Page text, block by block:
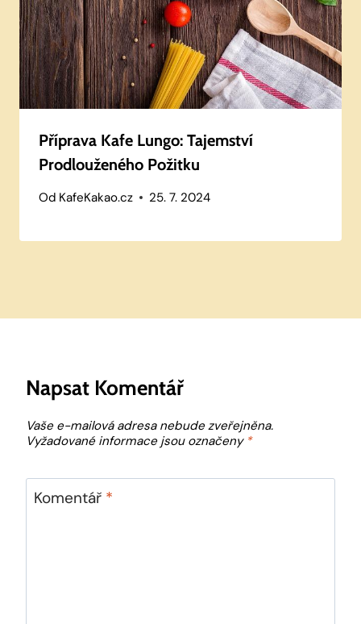
Příprava Kafe Lungo: Tajemství
Prodlouženého Požitku
Od KafeKakao.cz 25. 7. 2024
Napsat Komentář
Vaše e-mailová adresa nebude zveřejněna.
Vyžadované informace jsou označeny *
Komentář *